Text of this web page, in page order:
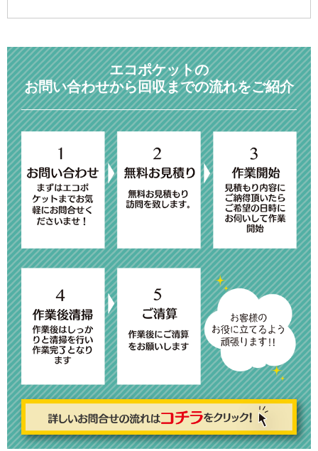
エコポケットの
お問い合わせから回収までの流れをご紹介